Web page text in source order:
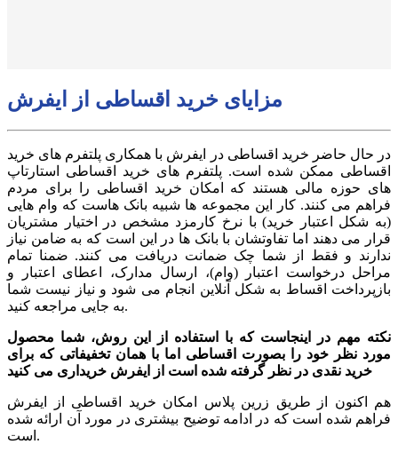
مزایای خرید اقساطی از ایفرش
در حال حاضر خرید اقساطی در ایفرش با همکاری پلتفرم های خرید
اقساطی ممکن شده است. پلتفرم های خرید اقساطی استارتاپ
های حوزه مالی هستند که امکان خرید اقساطی را برای مردم
فراهم می کنند. کار این مجموعه ها شبیه بانک هاست که وام هایی
(به شکل اعتبار خرید) با نرخ کارمزد مشخص در اختیار مشتریان
قرار می دهند اما تفاوتشان با بانک ها در این است که به ضامن نیاز
ندارند و فقط از شما چک ضمانت دریافت می کنند. ضمنا تمام
مراحل درخواست اعتبار (وام)، ارسال مدارک، اعطای اعتبار و
بازپرداخت اقساط به شکل آنلاین انجام می شود و نیاز نیست شما
به جایی مراجعه کنید.
نکته مهم در اینجاست که با استفاده از این روش، شما محصول
مورد نظر خود را بصورت اقساطی اما با همان تخفیفاتی که برای
خرید نقدی در نظر گرفته شده است از ایفرش خریداری می کنید
هم اکنون از طریق زرین پلاس امکان خرید اقساطی از ایفرش
فراهم شده است که در ادامه توضیح بیشتری در مورد آن ارائه شده
است.